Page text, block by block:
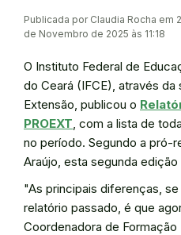
Publicada por Claudia Rocha em
de Novembro de 2025 às 11:18
O Instituto Federal de
do Ceará (IFCE), através da
Extensão, publicou o
PROEXT, com a lista de
no período. Segundo a pró-
Araújo, esta segunda
"As principais diferenças,
relatório passado, é que
Coordenadora de Formação